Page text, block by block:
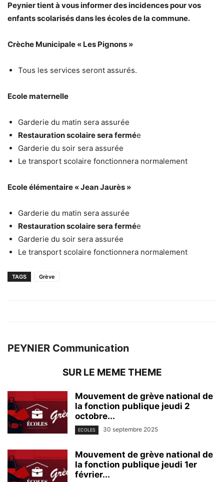
Peynier tient à vous informer des incidences pour vos
enfants scolarisés dans les écoles de la commune.
Crèche Municipale « Les Pignons »
Tous les services seront assurés.
Ecole maternelle
Garderie du matin sera assurée
Restauration scolaire sera fermée
Garderie du soir sera assurée
Le transport scolaire fonctionnera normalement
Ecole élémentaire « Jean Jaurès »
Garderie du matin sera assurée
Restauration scolaire sera fermée
Garderie du soir sera assurée
Le transport scolaire fonctionnera normalement
TAGS Grève
PEYNIER Communication
SUR LE MEME THEME
Mouvement de grève national de
la fonction publique jeudi 2
octobre...
ECOLES 30 septembre 2025
Mouvement de grève national de
la fonction publique jeudi 1er
février...